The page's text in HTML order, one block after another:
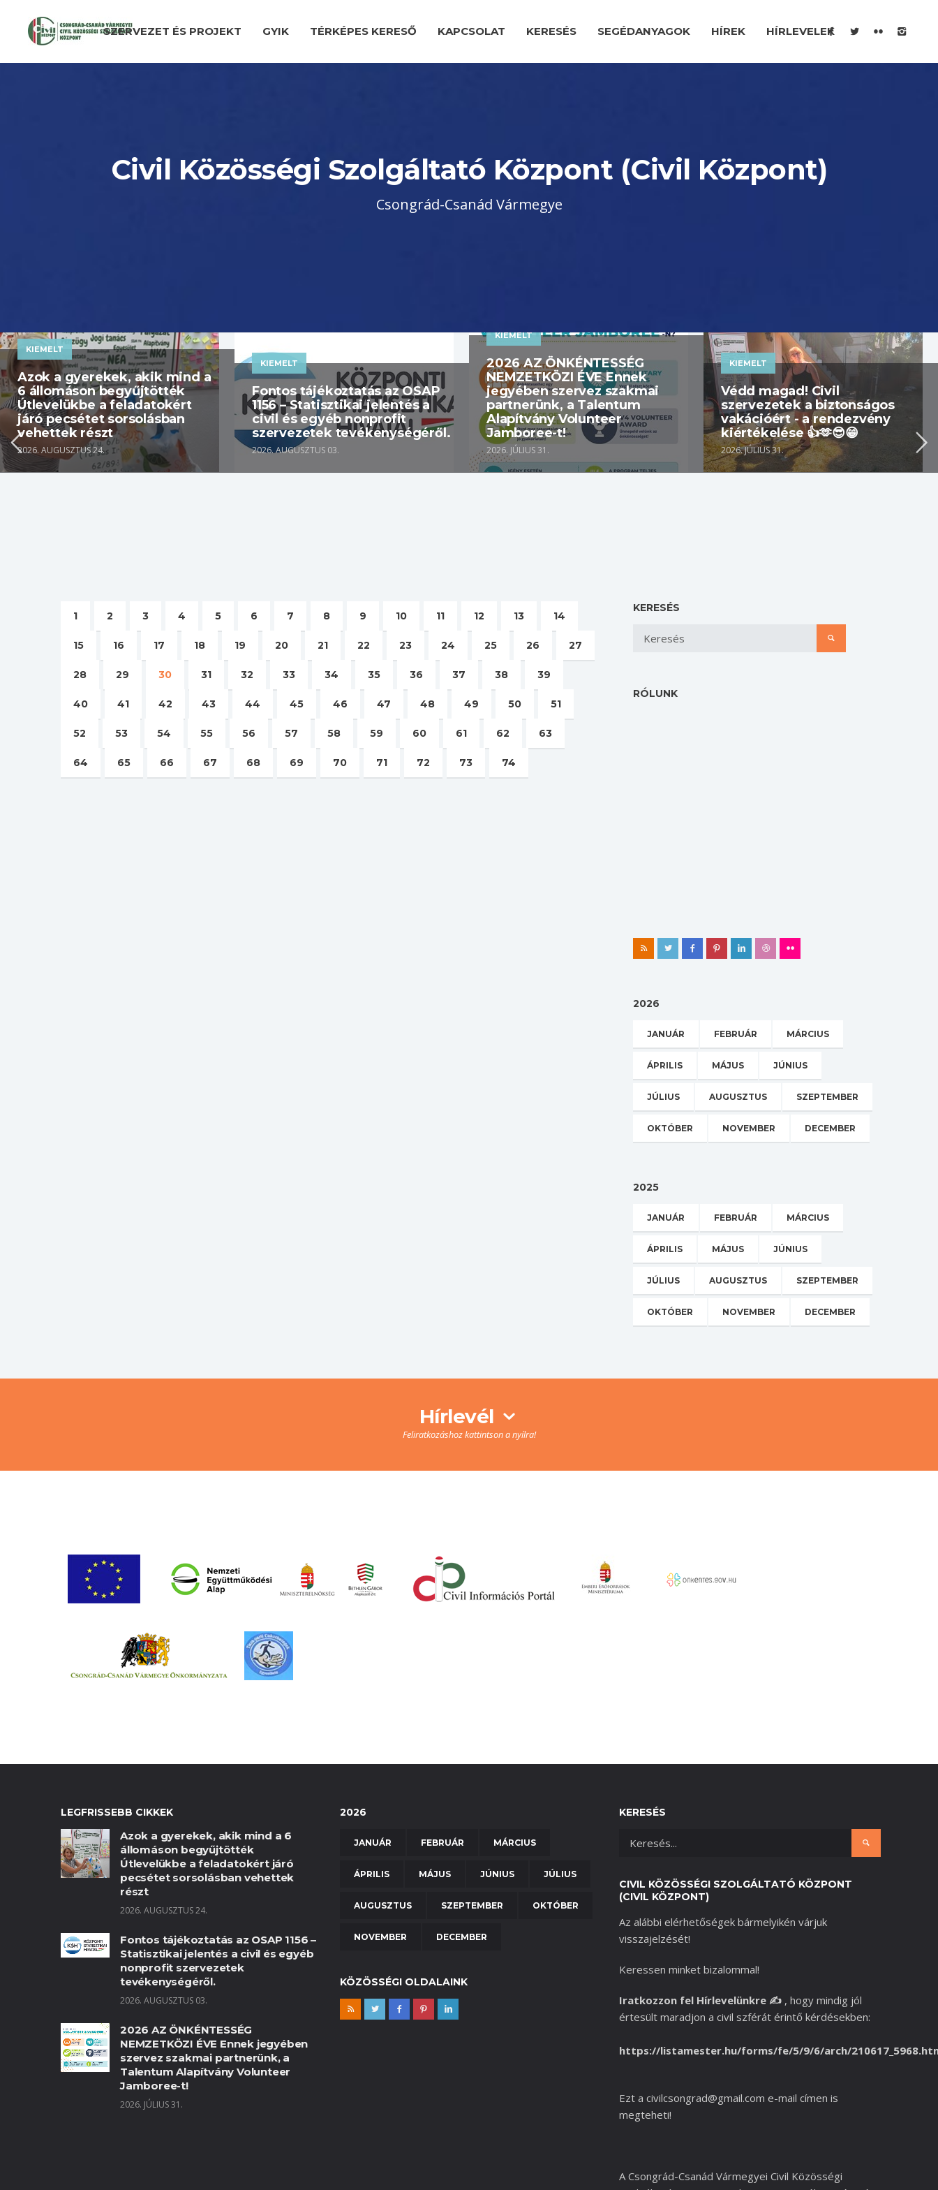
SZERVEZET ÉS PROJEKT GYIK TÉRKÉPES KERESŐ KAPCSOLAT KERESÉS SEGÉDANYAGOK HÍREK HÍRLEVELEK
Civil Közösségi Szolgáltató Központ (Civil Központ)
Csongrád-Csanád Vármegye
KIEMELT
Azok a gyerekek, akik mind a
6 állomáson begyűjtötték
Útlevelükbe a feladatokért
járó pecsétet sorsolásban
vehettek részt
2026. AUGUSZTUS 24.
KIEMELT
Fontos tájékoztatás az OSAP
1156 – Statisztikai jelentés a
civil és egyéb nonprofit
szervezetek tevékenységéről.
2026. AUGUSZTUS 03.
KIEMELT
2026 AZ ÖNKÉNTESSÉG
NEMZETKÖZI ÉVE Ennek
jegyében szervez szakmai
partnerünk, a Talentum
Alapítvány Volunteer
Jamboree-t!
2026. JÚLIUS 31.
KIEMELT
Védd magad! Civil
szervezetek a biztonságos
vakációért - a rendezvény
kiértékelése 👍🫶😎😁
2026. JÚLIUS 31.
1 2 3 4 5 6 7 8 9 10 11 12 13 14
15 16 17 18 19 20 21 22 23 24 25 26 27
28 29 30 31 32 33 34 35 36 37 38 39
40 41 42 43 44 45 46 47 48 49 50 51
52 53 54 55 56 57 58 59 60 61 62 63
64 65 66 67 68 69 70 71 72 73 74
KERESÉS
RÓLUNK
2026
JANUÁR FEBRUÁR MÁRCIUS
ÁPRILIS MÁJUS JÚNIUS
JÚLIUS AUGUSZTUS SZEPTEMBER
OKTÓBER NOVEMBER DECEMBER
2025
JANUÁR FEBRUÁR MÁRCIUS
ÁPRILIS MÁJUS JÚNIUS
JÚLIUS AUGUSZTUS SZEPTEMBER
OKTÓBER NOVEMBER DECEMBER
Hírlevél
Feliratkozáshoz kattintson a nyílra!
LEGFRISSEBB CIKKEK
Azok a gyerekek, akik mind a 6
állomáson begyűjtötték
Útlevelükbe a feladatokért járó
pecsétet sorsolásban vehettek
részt
2026. AUGUSZTUS 24.
Fontos tájékoztatás az OSAP 1156 –
Statisztikai jelentés a civil és egyéb
nonprofit szervezetek
tevékenységéről.
2026. AUGUSZTUS 03.
2026 AZ ÖNKÉNTESSÉG
NEMZETKÖZI ÉVE Ennek jegyében
szervez szakmai partnerünk, a
Talentum Alapítvány Volunteer
Jamboree-t!
2026. JÚLIUS 31.
2026
JANUÁR FEBRUÁR MÁRCIUS
ÁPRILIS MÁJUS JÚNIUS JÚLIUS
AUGUSZTUS SZEPTEMBER OKTÓBER
NOVEMBER DECEMBER
KÖZÖSSÉGI OLDALAINK
KERESÉS
CIVIL KÖZÖSSÉGI SZOLGÁLTATÓ KÖZPONT
(CIVIL KÖZPONT)
Az alábbi elérhetőségek bármelyikén várjuk
visszajelzését!
Keressen minket bizalommal!
Iratkozzon fel Hírlevelünkre ✍️ , hogy mindig jól
értesült maradjon a civil szférát érintő kérdésekben:
https://listamester.hu/forms/fe/5/9/6/arch/
Ezt a civilcsongrad@gmail.com e-mail címen is
megteheti!
A Csongrád-Csanád Vármegyei Civil Közösségi